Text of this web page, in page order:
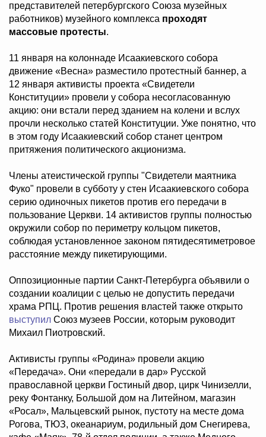
представителей петербургского Союза музейных
работников) музейного комплекса проходят
массовые протесты.
11 января на колоннаде Исаакиевского собора
движение «Весна» разместило протестный баннер, а
12 января активисты проекта «Свидетели
Конституции» провели у собора несогласованную
акцию: они встали перед зданием на колени и вслух
прочли несколько статей Конституции. Уже понятно, что
в этом году Исаакиевский собор станет центром
притяжения политического акционизма.
Члены атеистической группы "Свидетели маятника
Фуко" провели в субботу у стен Исаакиевского собора
серию одиночных пикетов против его передачи в
пользование Церкви. 14 активистов группы полностью
окружили собор по периметру кольцом пикетов,
соблюдая установленное законом пятидесятиметровое
расстояние между пикетирующими.
Оппозиционные партии Санкт-Петербурга объявили о
создании коалиции с целью не допустить передачи
храма РПЦ. Против решения властей также открыто
выступил Союз музеев России, которым руководит
Михаил Пиотровский.
Активисты группы «Родина» провели акцию
«Передача». Они «передали в дар» Русской
православной церкви Гостиный двор, цирк Чинизелли,
реку Фонтанку, Большой дом на Литейном, магазин
«Росал», Мальцевский рынок, пустоту на месте дома
Рогова, ТЮЗ, океанариум, родильный дом Снегирева,